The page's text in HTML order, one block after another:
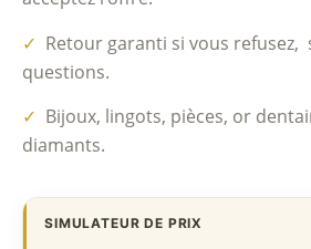
✓ Retour garanti si vous refusez,
questions.
✓ Bijoux, lingots, pièces, or
diamants.
SIMULATEUR DE PRIX